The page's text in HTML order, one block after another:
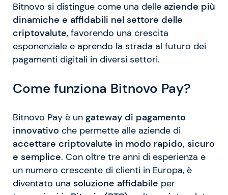
Bitnovo si distingue come una delle aziende più
dinamiche e affidabili nel settore delle
criptovalute, favorendo una crescita
esponenziale e aprendo la strada al futuro dei
pagamenti digitali in diversi settori.
Come funziona Bitnovo Pay?
Bitnovo Pay è un gateway di pagamento
innovativo che permette alle aziende di
accettare criptovalute in modo rapido, sicuro
e semplice. Con oltre tre anni di esperienza e
un numero crescente di clienti in Europa, è
diventato una soluzione affidabile per